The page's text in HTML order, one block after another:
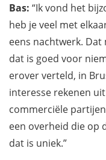
Bas: “Ik vond het
heb je veel met
eens nachtwerk.
dat is goed voor
erover verteld, in
interesse rekenen
commerciële
een overheid die op
dat is uniek.”